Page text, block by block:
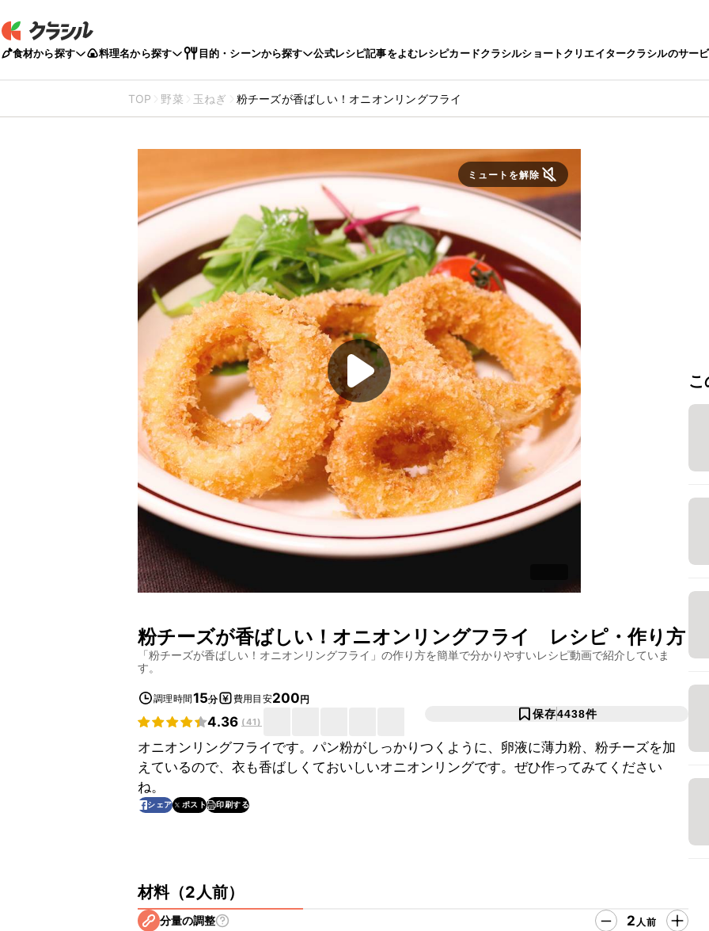
食材から探す 料理名から探す 目的・シーンから探す 公式レシピ記事をよむレシピカードクラシルショートクリエイタークラシルのサー
TOP 野菜 玉ねぎ 粉チーズが香ばしい！オニオンリングフライ
ミュートを解除
粉チーズが香ばしい！オニオンリングフライ レシピ・作り方
「粉チーズが香ばしい！オニオンリングフライ 」の作り方を簡単で分かりやすいレシピ動画で紹介していま
す。
調理時間15分 費用目安200円
4.36 (41)
保存4438件
オニオンリングフライです。パン粉がしっかりつくように、卵液に薄力粉、粉チーズを加
えているので、衣も香ばしくておいしいオニオンリングです。ぜひ作ってみてください
ね。
シェア ポスト 印刷する
材料（2人前）
分量の調整 2 人前